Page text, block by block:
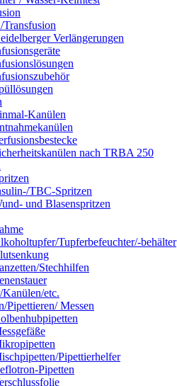
Verlängerungen
Kanülen
nach TRBA 250
TBC-Spritzen
und Blasenspritzen
Tupferbefeuchter/-behälter
Stechhilfen
Kanülen/etc.
Pipettieren/ Messen
Pipettierhelfer
Pipetten